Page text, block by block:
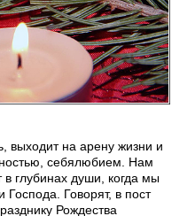
выходит на арену жизни и
себялюбием. Нам
глубинах души, когда мы
Господа. Говорят, в пост
Рождества